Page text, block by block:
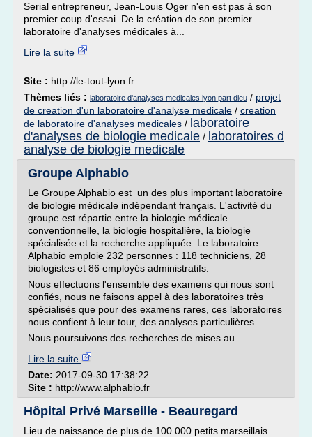
Serial entrepreneur, Jean-Louis Oger n'en est pas à son
premier coup d'essai. De la création de son premier
laboratoire d'analyses médicales à...
Lire la suite
Site : http://le-tout-lyon.fr
Thèmes liés : laboratoire d'analyses medicales lyon part dieu / projet
de creation d'un laboratoire d'analyse medicale / creation
de laboratoire d'analyses medicales / laboratoire
d'analyses de biologie medicale / laboratoires d
analyse de biologie medicale
Groupe Alphabio
Le Groupe Alphabio est un des plus important laboratoire
de biologie médicale indépendant français. L'activité du
groupe est répartie entre la biologie médicale
conventionnelle, la biologie hospitalière, la biologie
spécialisée et la recherche appliquée. Le laboratoire
Alphabio emploie 232 personnes : 118 techniciens, 28
biologistes et 86 employés administratifs.
Nous effectuons l'ensemble des examens qui nous sont
confiés, nous ne faisons appel à des laboratoires très
spécialisés que pour des examens rares, ces laboratoires
nous confient à leur tour, des analyses particulières.
Nous poursuivons des recherches de mises au...
Lire la suite
Date: 2017-09-30 17:38:22
Site : http://www.alphabio.fr
Hôpital Privé Marseille - Beauregard
Lieu de naissance de plus de 100 000 petits marseillais